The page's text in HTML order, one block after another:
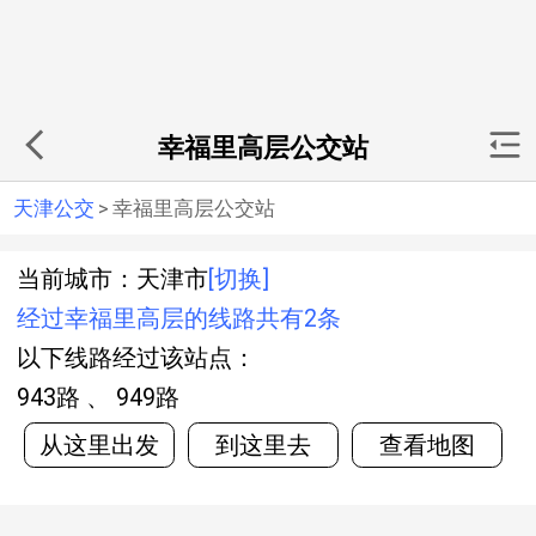
幸福里高层公交站
天津公交 > 幸福里高层公交站
当前城市：天津市 [切换]
经过幸福里高层的线路共有2条
以下线路经过该站点：
943路 、 949路
从这里出发
到这里去 查看地图